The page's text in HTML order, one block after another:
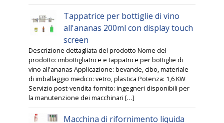
Tappatrice per bottiglie di vino
all'ananas 200ml con display touch
screen
Descrizione dettagliata del prodotto Nome del
prodotto: imbottigliatrice e tappatrice per bottiglie di
vino all'ananas Applicazione: bevande, cibo, materiale
di imballaggio medico: vetro, plastica Potenza: 1,6 KW
Servizio post-vendita fornito: ingegneri disponibili per
la manutenzione dei macchinari […]
Macchina di rifornimento liquida